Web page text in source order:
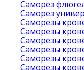
Саморез
Саморез
Саморезы
Саморезы
Саморезы
Саморезы
Саморезы
Саморезы